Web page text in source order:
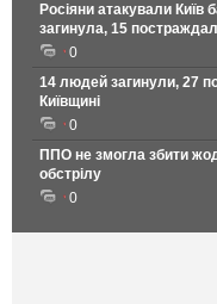
Росіяни атакували
загинула, 15
0
14 людей загинули, 27
Київщині
0
ППО не змогла збити
обстрілу
0